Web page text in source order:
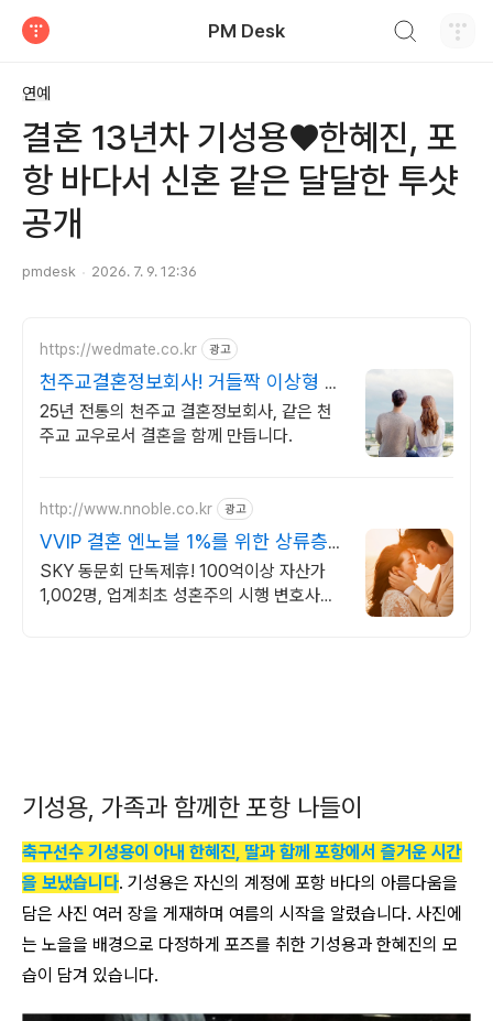
PM Desk
연예
결혼 13년차 기성용♥한혜진, 포
항 바다서 신혼 같은 달달한 투샷
공개
pmdesk 2026. 7. 9. 12:36
https://wedmate.co.kr 광고
천주교결혼정보회사! 거들짝 이상형 프
로필 무료 받아보기
25년 전통의 천주교 결혼정보회사, 같은 천
주교 교우로서 결혼을 함께 만듭니다.
http://www.nnoble.co.kr 광고
VVIP 결혼 엔노블 1%를 위한 상류층
결정사
SKY 동문회 단독제휴! 100억이상 자산가
1,002명, 업계최초 성혼주의 시행 변호사검
기성용, 가족과 함께한 포항 나들이
축구선수 기성용이 아내 한혜진, 딸과 함께 포항에서 즐거운 시간
을 보냈습니다. 기성용은 자신의 계정에 포항 바다의 아름다움을
담은 사진 여러 장을 게재하며 여름의 시작을 알렸습니다. 사진에
는 노을을 배경으로 다정하게 포즈를 취한 기성용과 한혜진의 모
습이 담겨 있습니다.